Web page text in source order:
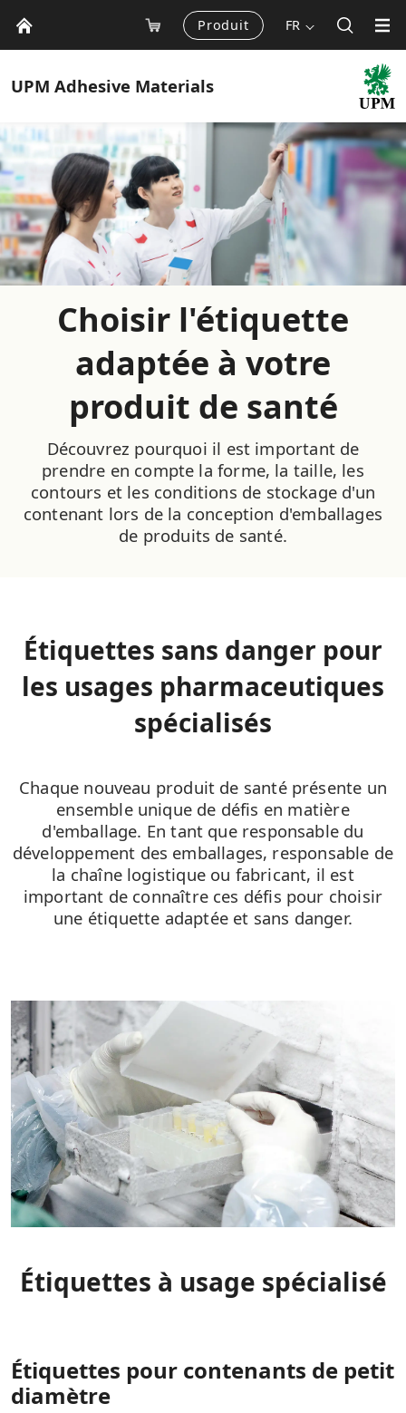
Produit FR
UPM Adhesive Materials
Choisir l'étiquette
adaptée à votre
produit de santé
Découvrez pourquoi il est important de
prendre en compte la forme, la taille, les
contours et les conditions de stockage d'un
contenant lors de la conception d'emballages
de produits de santé.
Étiquettes sans danger pour
les usages pharmaceutiques
spécialisés
Chaque nouveau produit de santé présente un
ensemble unique de défis en matière
d'emballage. En tant que responsable du
développement des emballages, responsable de
la chaîne logistique ou fabricant, il est
important de connaître ces défis pour choisir
une étiquette adaptée et sans danger.
Étiquettes à usage spécialisé
Étiquettes pour contenants de petit
diamètre